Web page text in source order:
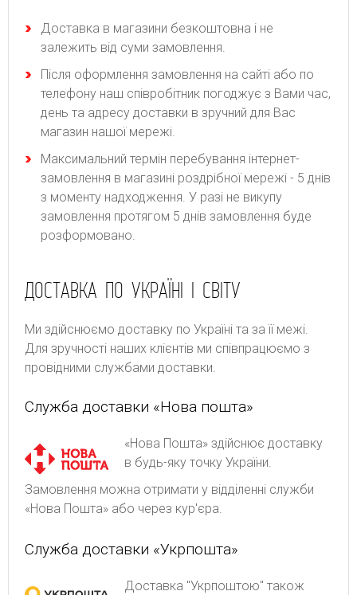
Доставка в магазини безкоштовна і не
залежить від суми замовлення.
Після оформлення замовлення на сайті або по
телефону наш співробітник погоджує з Вами час,
день та адресу доставки в зручний для Вас
магазин нашої мережі.
Максимальний термін перебування інтернет-
замовлення в магазині роздрібної мережі - 5 днів
з моменту надходження. У разі не викупу
замовлення протягом 5 днів замовлення буде
розформовано.
ДОСТАВКА ПО УКРАЇНІ І СВІТУ
Ми здійснюємо доставку по Україні та за її межі.
Для зручності наших клієнтів ми співпрацюємо з
провідними службами доставки.
Служба доставки «Нова пошта»
«Нова Пошта» здійснює доставку
в будь-яку точку України.
Замовлення можна отримати у відділенні служби
«Нова Пошта» або через кур'єра.
Служба доставки «Укрпошта»
Доставка "Укрпоштою" також